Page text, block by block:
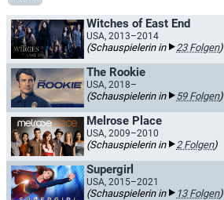
Witches of East End
USA, 2013–2014
(Schauspielerin in 23 Folgen)
The Rookie
USA, 2018–
(Schauspielerin in 59 Folgen)
Melrose Place
USA, 2009–2010
(Schauspielerin in 2 Folgen)
Supergirl
USA, 2015–2021
(Schauspielerin in 13 Folgen)